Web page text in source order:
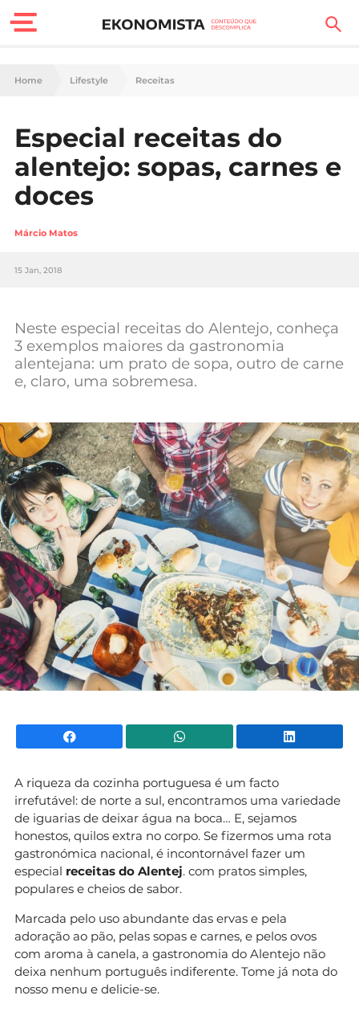
Finanças Pessoais
Carreira
Casa
Lifestyle
Sociedade
Negócios
Mundial 2026
Home Lifestyle Receitas
Especial receitas do
alentejo: sopas, carnes e
doces
Márcio Matos
15 Jan, 2018
Neste especial receitas do Alentejo, conheça
3 exemplos maiores da gastronomia
alentejana: um prato de sopa, outro de carne
e, claro, uma sobremesa.
Facebook WhatsApp
A riqueza da cozinha portuguesa é um facto
irrefutável: de norte a sul, encontramos uma variedade
de iguarias de deixar água na boca… E, sejamos
honestos, quilos extra no corpo. Se fizermos uma rota
gastronómica nacional, é incontornável fazer um
especial receitas do Alentej. com pratos simples,
populares e cheios de sabor.
Marcada pelo uso abundante das ervas e pela
adoração ao pão, pelas sopas e carnes, e pelos ovos
com aroma à canela, a gastronomia do Alentejo não
deixa nenhum português indiferente. Tome já nota do
nosso menu e delicie-se.